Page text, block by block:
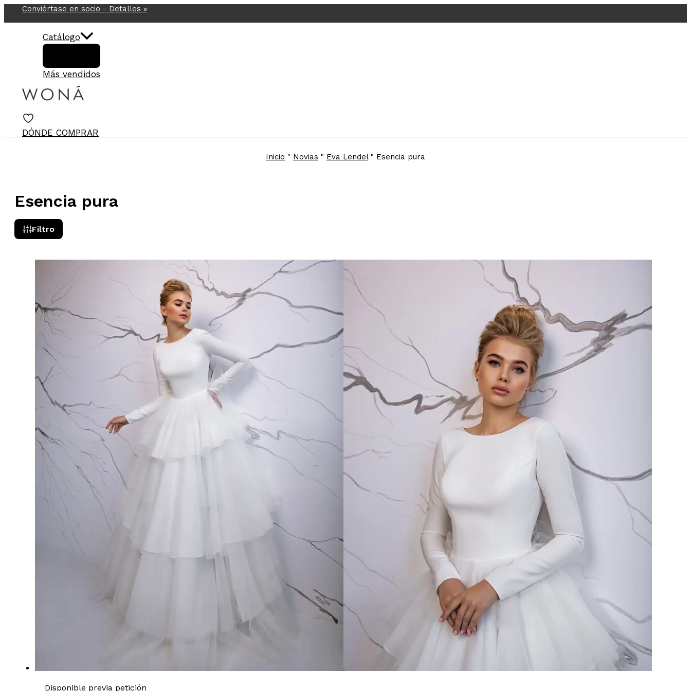
al
Conviértase en socio - Detalles »
Catálogo
Más vendidos
DÓNDE COMPRAR
Inicio " Novias " Eva Lendel" Esencia pura
Esencia pura
Filtro
Disponible previa petición